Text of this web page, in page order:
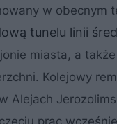
w obecnym
tunelu linii
miasta, a
Kolejowy
Alejach
prac